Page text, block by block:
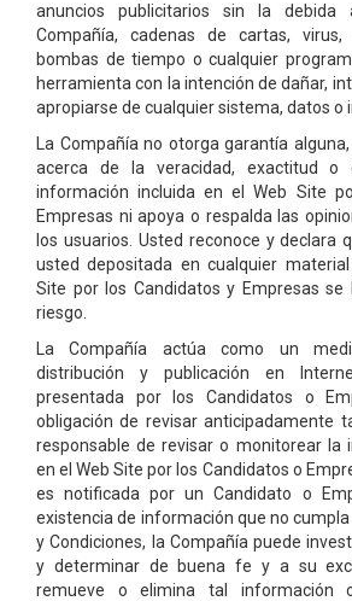
anuncios publicitarios sin la debida
Compañía, cadenas de cartas,
bombas de tiempo o cualquier
herramienta con la intención de dañar,
apropiarse de cualquier sistema, datos o
La Compañía no otorga garantía
acerca de la veracidad, exactitud o
información incluida en el Web Site
Empresas ni apoya o respalda las
los usuarios. Usted reconoce y declara
usted depositada en cualquier
Site por los Candidatos y Empresas se
riesgo.
La Compañía actúa como un
distribución y publicación en
presentada por los Candidatos o
obligación de revisar anticipadamente
responsable de revisar o monitorear la
en el Web Site por los Candidatos o
es notificada por un Candidato o
existencia de información que no
y Condiciones, la Compañía puede
y determinar de buena fe y a su
remueve o elimina tal información